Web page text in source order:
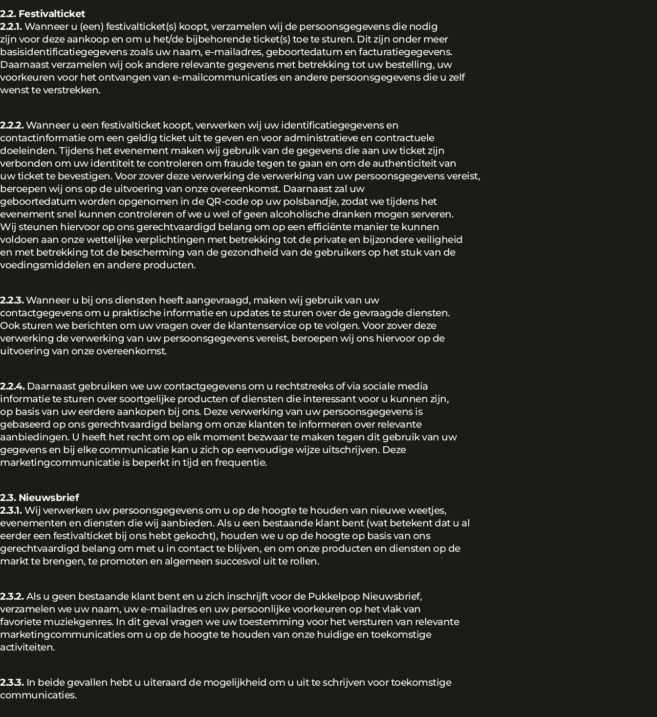
2.2. Festivalticket
2.2.1. Wanneer u (een) festivalticket(s) koopt, verzamelen wij de persoonsgegevens die nodig
zijn voor deze aankoop en om u het/de bijbehorende ticket(s) toe te sturen. Dit zijn onder meer
basisidentificatiegegevens zoals uw naam, e-mailadres, geboortedatum en facturatiegegevens.
Daarnaast verzamelen wij ook andere relevante gegevens met betrekking tot uw bestelling, uw
voorkeuren voor het ontvangen van e-mailcommunicaties en andere persoonsgegevens die u zelf
wenst te verstrekken.
2.2.2.Wanneer u een festivalticket koopt, verwerken wij uw identificatiegegevens en
contactinformatie om een geldig ticket uit te geven en voor administratieve en contractuele
doeleinden. Tijdens het evenement maken wij gebruik van de gegevens die aan uw ticket zijn
verbonden om uw identiteit te controleren om fraude tegen te gaan en om de authenticiteit van
uw ticket te bevestigen. Voor zover deze verwerking de verwerking van uw persoonsgegevens vereist,
beroepen wij ons op de uitvoering van onze overeenkomst. Daarnaast zal uw
geboortedatum worden opgenomen in de QR-code op uw polsbandje, zodat we tijdens het
evenement snel kunnen controleren of we u wel of geen alcoholische dranken mogen serveren.
Wij steunen hiervoor op ons gerechtvaardigd belang om op een efficiënte manier te kunnen
voldoen aan onze wettelijke verplichtingen met betrekking tot de private en bijzondere veiligheid
en met betrekking tot de bescherming van de gezondheid van de gebruikers op het stuk van de
voedingsmiddelen en andere producten.
2.2.3.Wanneer u bij ons diensten heeft aangevraagd, maken wij gebruik van uw
contactgegevens om u praktische informatie en updates te sturen over de gevraagde diensten.
Ook sturen we berichten om uw vragen over de klantenservice op te volgen. Voor zover deze
verwerking de verwerking van uw persoonsgegevens vereist, beroepen wij ons hiervoor op de
uitvoering van onze overeenkomst.
2.2.4.Daarnaast gebruiken we uw contactgegevens om u rechtstreeks of via sociale media
informatie te sturen over soortgelijke producten of diensten die interessant voor u kunnen zijn,
op basis van uw eerdere aankopen bij ons. Deze verwerking van uw persoonsgegevens is
gebaseerd op ons gerechtvaardigd belang om onze klanten te informeren over relevante
aanbiedingen. U heeft het recht om op elk moment bezwaar te maken tegen dit gebruik van uw
gegevens en bij elke communicatie kan u zich op eenvoudige wijze uitschrijven. Deze
marketingcommunicatie is beperkt in tijd en frequentie.
2.3. Nieuwsbrief
2.3.1. Wij verwerken uw persoonsgegevens om u op de hoogte te houden van nieuwe weetjes,
evenementen en diensten die wij aanbieden. Als u een bestaande klant bent (wat betekent dat u al
eerder een festivalticket bij ons hebt gekocht), houden we u op de hoogte op basis van ons
gerechtvaardigd belang om met u in contact te blijven, en om onze producten en diensten op de
markt te brengen, te promoten en algemeen succesvol uit te rollen.
2.3.2. Als u geen bestaande klant bent en u zich inschrijft voor de Pukkelpop Nieuwsbrief,
verzamelen we uw naam, uw e-mailadres en uw persoonlijke voorkeuren op het vlak van
favoriete muziekgenres. In dit geval vragen we uw toestemming voor het versturen van relevante
marketingcommunicaties om u op de hoogte te houden van onze huidige en toekomstige
activiteiten.
2.3.3. In beide gevallen hebt u uiteraard de mogelijkheid om u uit te schrijven voor toekomstige
communicaties.